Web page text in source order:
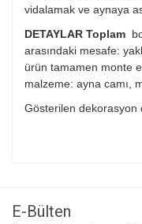
vidalamak ve aynaya
DETAYLAR Toplam
arasındaki mesafe:
ürün tamamen monte
malzeme: ayna camı,
Gösterilen dekorasyon
E-Bülten